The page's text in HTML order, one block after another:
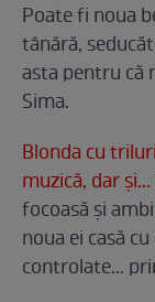
Poate fi noua
tânără,
asta pentru că
Sima.
Blonda cu
muzică, dar
focoasă şi
noua ei casă
controlate...